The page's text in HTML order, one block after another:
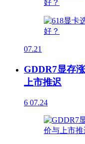
07.21
GDDR7显存
上市推迟
6 07.24